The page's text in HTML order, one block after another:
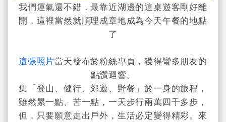
我們運氣還不錯，最靠近湖邊的這桌遊客剛好離
開，這裡當然就順理成章地成為今天午餐的地點
了
這張照片當天發布於粉絲專頁，獲得蠻多朋友的
點讚迴響。
集「登山、健行、郊遊、野餐」於一身的旅程，
雖然累一點、苦一點，一天步行兩萬四千多步，
但，只要願意走出戶外，生活必定變得精彩。來